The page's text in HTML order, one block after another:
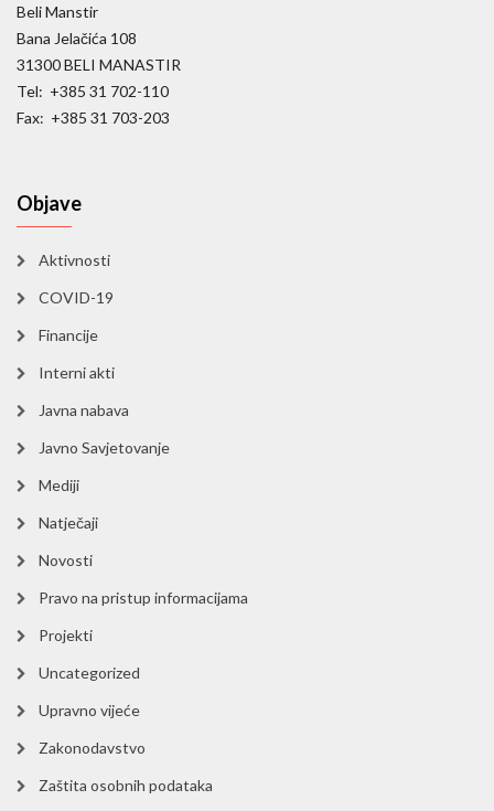
Beli Manstir
Bana Jelačića 108
31300 BELI MANASTIR
Tel: +385 31 702-110
Fax: +385 31 703-203
Objave
Aktivnosti
COVID-19
Financije
Interni akti
Javna nabava
Javno Savjetovanje
Mediji
Natječaji
Novosti
Pravo na pristup informacijama
Projekti
Uncategorized
Upravno vijeće
Zakonodavstvo
Zaštita osobnih podataka